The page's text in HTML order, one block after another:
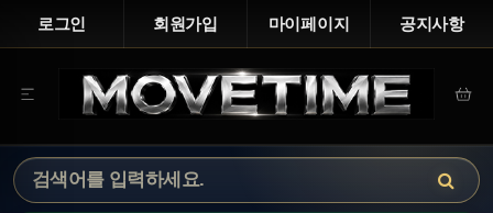
로그인 회원가입 마이페이지 공지사항